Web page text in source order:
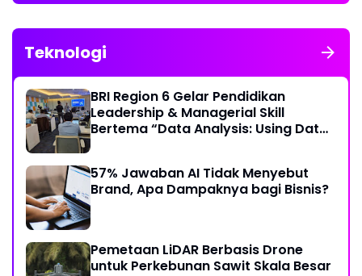
Teknologi
BRI Region 6 Gelar Pendidikan
Leadership & Managerial Skill
Bertema “Data Analysis: Using Data
57% Jawaban AI Tidak Menyebut
Brand, Apa Dampaknya bagi Bisnis?
Pemetaan LiDAR Berbasis Drone
untuk Perkebunan Sawit Skala Besar